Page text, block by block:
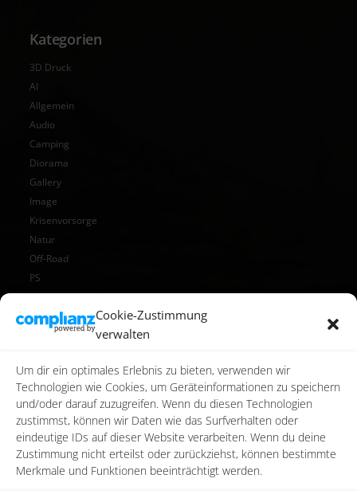
Cookie-Zustimmung
verwalten
Um dir ein optimales Erlebnis zu bieten, verwenden wir
Technologien wie Cookies, um Geräteinformationen zu speichern
und/oder darauf zuzugreifen. Wenn du diesen Technologien
zustimmst, können wir Daten wie das Surfverhalten oder
eindeutige IDs auf dieser Website verarbeiten. Wenn du deine
Zustimmung nicht erteilst oder zurückziehst, können bestimmte
Merkmale und Funktionen beeinträchtigt werden.
Kategorien
3D Druck
AI
Allgemein
Audio
Camping
Diorama
Gallery
Image
Krisenvorsorge
Natur
Off-Road
PS
Reise
Reisen
Star Wars
Video